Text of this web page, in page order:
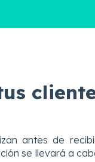
antes de
se llevará a